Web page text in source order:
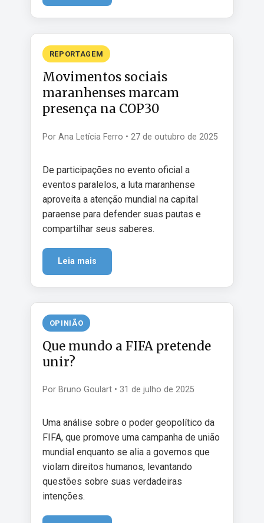
REPORTAGEM
Movimentos sociais
maranhenses marcam
presença na COP30
Por Ana Letícia Ferro • 27 de outubro de 2025
De participações no evento oficial a
eventos paralelos, a luta maranhense
aproveita a atenção mundial na capital
paraense para defender suas pautas e
compartilhar seus saberes.
Leia mais
OPINIÃO
Que mundo a FIFA pretende
unir?
Por Bruno Goulart • 31 de julho de 2025
Uma análise sobre o poder geopolítico da
FIFA, que promove uma campanha de união
mundial enquanto se alia a governos que
violam direitos humanos, levantando
questões sobre suas verdadeiras
intenções.